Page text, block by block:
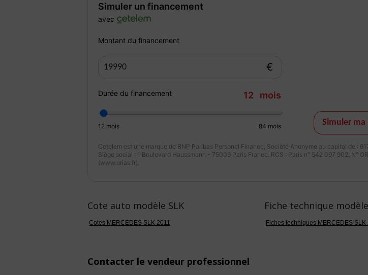
Simuler un financement
avec
Montant du financement
€
Durée du financement 12 mois
12 mois 84 mois Simuler
Cetelem est une marque de BNP Paribas Personal Finance, Société Anonyme au capital de :
Siège social : 1 Boulevard Haussmann - 75009 Paris France. RCS : Paris n° 542 097 902. N°
(www.orias.fr).
Cote auto modèle SLK
Cotes MERCEDES SLK 2011
Fiche technique
Fiches techniques MERCEDES SLK
Contacter le vendeur professionnel